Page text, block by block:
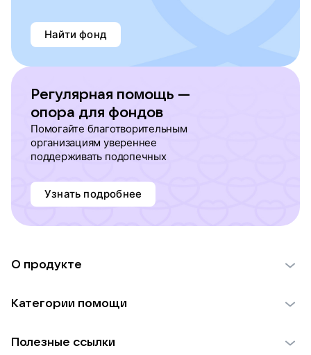
Найти фонд
Регулярная помощь —
опора для фондов
Помогайте благотворительным
организациям увереннее
поддерживать подопечных
Узнать подробнее
О продукте
Использование материалов
Категории помощи
Полезные ссылки